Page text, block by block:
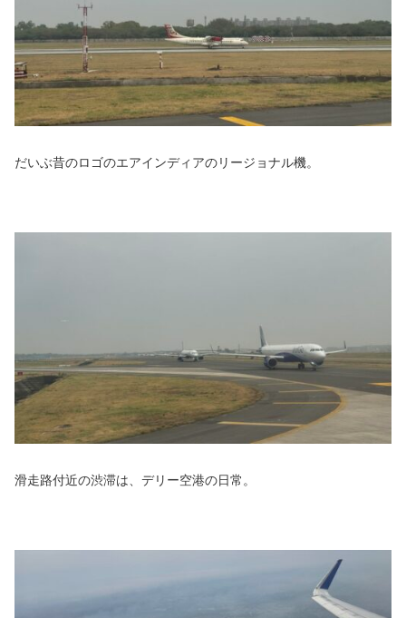
だいぶ昔のロゴのエアインディアのリージョナル機。
滑走路付近の渋滞は、デリー空港の日常。